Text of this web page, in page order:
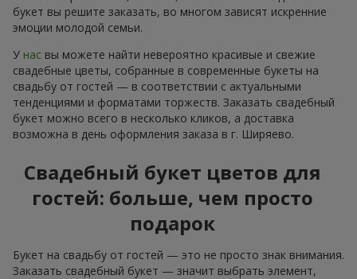
букет вы решите заказать, во многом зависят искренние
эмоции молодой семьи.
У нас вы можете найти невероятно красивые и свежие
свадебные цветы, собранные в современные букеты на
свадьбу от гостей — в соответствии с актуальными
тенденциями и форматами торжеств. Заказать свадебный
букет можно всего в несколько кликов, а доставка
возможна в день оформления заказа в г. Ширяево.
Свадебный букет цветов для
гостей: больше, чем просто
подарок
Букет на свадьбу от гостей — это не просто знак внимания.
Заказать свадебный букет — значит выбрать элемент,